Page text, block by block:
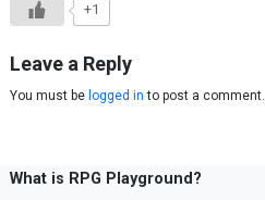
+1
Leave a Reply
You must be logged in to post a comment.
What is RPG Playground?